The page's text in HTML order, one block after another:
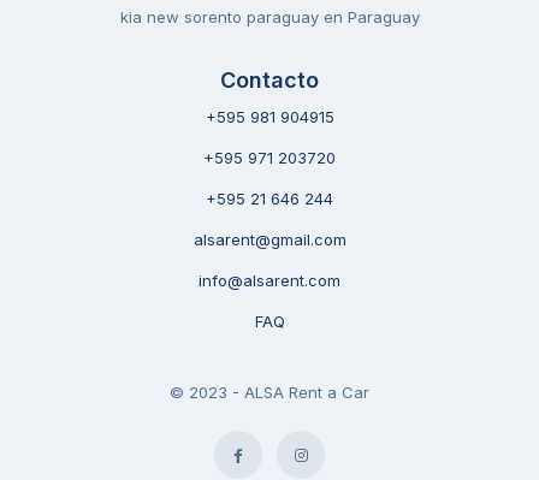
kia new sorento paraguay en Paraguay
Contacto
+595 981 904915
+595 971 203720
+595 21 646 244
alsarent@gmail.com
info@alsarent.com
FAQ
© 2023 - ALSA Rent a Car